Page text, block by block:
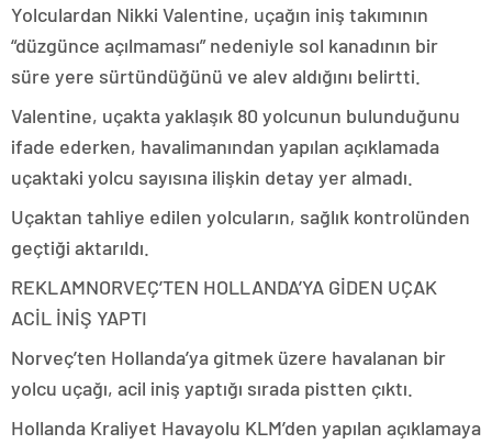
Yolculardan Nikki Valentine, uçağın iniş takımının
“düzgünce açılmaması” nedeniyle sol kanadının bir
süre yere sürtündüğünü ve alev aldığını belirtti.
Valentine, uçakta yaklaşık 80 yolcunun bulunduğunu
ifade ederken, havalimanından yapılan açıklamada
uçaktaki yolcu sayısına ilişkin detay yer almadı.
Uçaktan tahliye edilen yolcuların, sağlık kontrolünden
geçtiği aktarıldı.
REKLAMNORVEÇ’TEN HOLLANDA’YA GİDEN UÇAK
ACİL İNİŞ YAPTI
Norveç’ten Hollanda’ya gitmek üzere havalanan bir
yolcu uçağı, acil iniş yaptığı sırada pistten çıktı.
Hollanda Kraliyet Havayolu KLM’den yapılan açıklamaya